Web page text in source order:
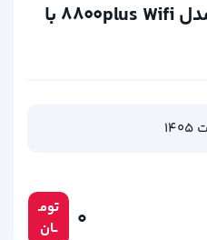
ترازو پرینتردار رادین مدل ۸۸۰۰plus Wifi با
تومـ
ــان